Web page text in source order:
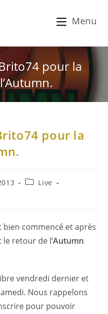
Menu
pour la
pour la
Live
bien commencé et après
le retour de l’Autumn
vendredi dernier et
Nous rappelons
pour pouvoir